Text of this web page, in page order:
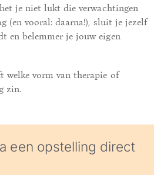
je niet lukt die verwachtingen
(en vooral: daarna!), sluit je jezelf
en belemmer je jouw eigen
welke vorm van therapie of
zin.
een opstelling direct